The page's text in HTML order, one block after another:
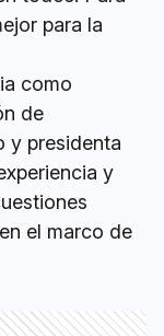
para la
como
de
y presidenta
y
el marco de